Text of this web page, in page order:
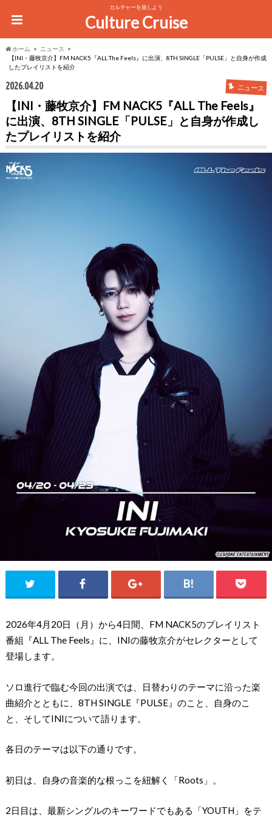
カルチャーを旅しよう
Culture Cruise
ホーム
ニュース
【INI・藤牧京介】FM NACK5『ALL The Feels』に出演、8TH SINGLE「PULSE」と自身が作成
したプレイリストを紹介
2026.04.20 ニュース
【INI・藤牧京介】FM NACK5『ALL The Feels』
に出演、8TH SINGLE「PULSE」と自身が作成し
たプレイリストを紹介
2026年4月20日（月）から4日間、FM NACK5のプレイリスト
番組『ALL The Feels』に、INIの藤牧京介がセレクターとして
登場します。
ソロ進行で臨む今回の出演では、日替わりのテーマに沿った楽
曲紹介とともに、8TH SINGLE『PULSE』のこと、自身のこ
と、そしてINIについて語ります。
各日のテーマは以下の通りです。
初日は、自身の音楽的な根っこを紐解く「Roots」。
2日目は、最新シングルのキーワードでもある「YOUTH」をテ